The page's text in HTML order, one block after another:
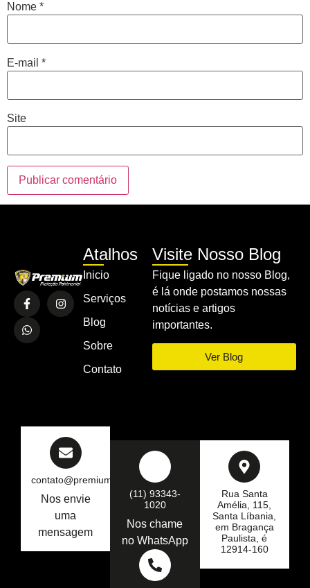
Nome *
E-mail *
Site
Atalhos
Inicio
Serviços
Blog
Sobre
Contato
Visite Nosso Blog
Fique ligado no nosso Blog,
é lá onde postamos nossas
notícias e artigos
importantes.
Ver Blog
contato@premiumseg.com.br
Nos envie
uma
mensagem
(11) 93343-
1020
Nos chame
no WhatsApp
Rua Santa
Amélia, 115,
Santa Líbania,
em Bragança
Paulista, é
12914-160